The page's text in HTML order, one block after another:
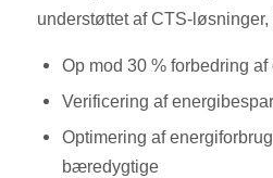
understøttet af CTS-løsninger,
Op mod 30 % forbedring
Verificering af
Optimering af
bæredygtige